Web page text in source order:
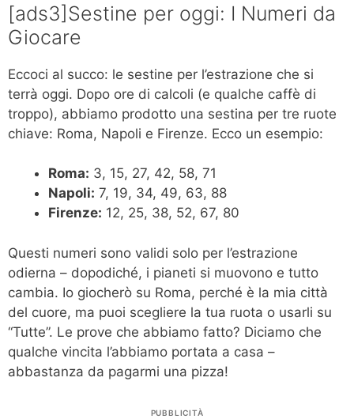
[ads3]Sestine per oggi: I Numeri da
Giocare
Eccoci al succo: le sestine per l’estrazione che si
terrà oggi. Dopo ore di calcoli (e qualche caffè di
troppo), abbiamo prodotto una sestina per tre ruote
chiave: Roma, Napoli e Firenze. Ecco un esempio:
Roma: 3, 15, 27, 42, 58, 71
Napoli: 7, 19, 34, 49, 63, 88
Firenze: 12, 25, 38, 52, 67, 80
Questi numeri sono validi solo per l’estrazione
odierna – dopodiché, i pianeti si muovono e tutto
cambia. Io giocherò su Roma, perché è la mia città
del cuore, ma puoi scegliere la tua ruota o usarli su
“Tutte”. Le prove che abbiamo fatto? Diciamo che
qualche vincita l’abbiamo portata a casa –
abbastanza da pagarmi una pizza!
PUBBLICITÀ